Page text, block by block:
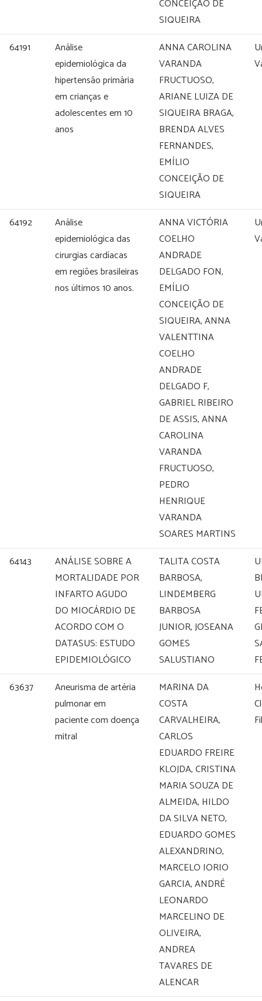
CONCEIÇÃO DE
SIQUEIRA
64191
Análise
epidemiológica da
hipertensão primária
em crianças e
adolescentes em 10
anos
ANNA CAROLINA
VARANDA
FRUCTUOSO,
ARIANE LUIZA DE
SIQUEIRA BRAGA,
BRENDA ALVES
FERNANDES,
EMÍLIO
CONCEIÇÃO DE
SIQUEIRA
64192
Análise
epidemiológica das
cirurgias cardíacas
em regiões brasileiras
nos últimos 10 anos.
ANNA VICTÓRIA
COELHO
ANDRADE
DELGADO FON,
EMÍLIO
CONCEIÇÃO DE
SIQUEIRA, ANNA
VALENTTINA
COELHO
ANDRADE
DELGADO F,
GABRIEL RIBEIRO
DE ASSIS, ANNA
CAROLINA
VARANDA
FRUCTUOSO,
PEDRO
HENRIQUE
VARANDA
SOARES MARTINS
64143
ANÁLISE SOBRE A
MORTALIDADE POR
INFARTO AGUDO
DO MIOCÁRDIO DE
ACORDO COM O
DATASUS: ESTUDO
EPIDEMIOLÓGICO
TALITA COSTA
BARBOSA,
LINDEMBERG
BARBOSA
JUNIOR, JOSEANA
GOMES
SALUSTIANO
63637
Aneurisma de artéria
pulmonar em
paciente com doença
mitral
MARINA DA
COSTA
CARVALHEIRA,
CARLOS
EDUARDO FREIRE
KLOJDA, CRISTINA
MARIA SOUZA DE
ALMEIDA, HILDO
DA SILVA NETO,
EDUARDO GOMES
ALEXANDRINO,
MARCELO IORIO
GARCIA, ANDRÉ
LEONARDO
MARCELINO DE
OLIVEIRA,
ANDREA
TAVARES DE
ALENCAR